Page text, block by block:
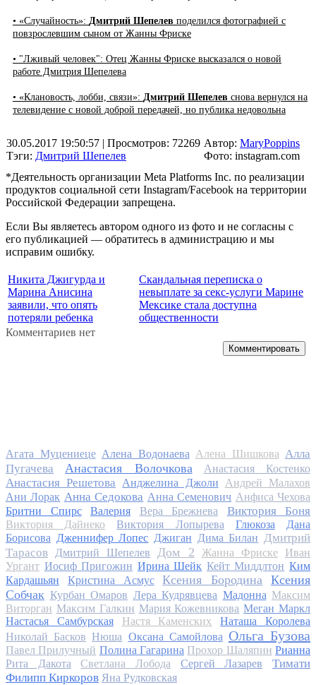
• «Случайность»: Дмитрий Шепелев поделился фотографией с
повзрослевшим сыном от Жанны Фриске
• "Лживый человек": Отец Жанны Фриске высказался о новой
работе Дмитрия Шепелева
• «Клановость, лобби, связи»: Дмитрий Шепелев снова вернулся на
телевидение с новой доброй передачей, но публика недовольна
30.05.2017 19:50:57 | Просмотров: 72269
Тэги: Дмитрий Шепелев
Автор: MaryPoppins
Фото: instagram.com
*Деятельность организации Meta Platforms Inc. по реализации
продуктов социальной сети Instagram/Facebook на территории
Российской Федерации запрещена.
Если Вы являетесь автором одного из фото и не согласны с
его публикацией — обратитесь в администрацию и мы
исправим ошибку.
Никита Джигурда и
Марина Анисина
заявили, что опять
потеряли ребенка
Скандальная переписка о
невыплате за секс-услуги Марине
Мексике стала доступна
общественности
Комментариев нет
Комментировать
Агата Муцениеце Алена Водонаева Алена Шишкова Алла
Пугачева
Анастасия Волочкова Анастасия Костенко
Анастасия Решетова Анджелина Джоли
Андрей Малахов
Ани Лорак Анна Седокова Анна Семенович Анфиса Чехова
Бритни Спирс
Валерия Вера Брежнева Виктория Боня
Виктория Дайнеко Виктория Лопырева Глюкоза
Дана
Борисова Дженнифер Лопес Джиган Дима Билан Дмитрий
Тарасов
Дмитрий Шепелев Дом 2 Жанна Фриске
Иван
Ургант Иосиф Пригожин Ирина Шейк Кейт Миддлтон Ким
Кардашьян
Кристина Асмус Ксения Бородина
Ксения
Собчак Курбан Омаров Лера Кудрявцева Мадонна Максим
Виторган Максим Галкин Мария Кожевникова Меган Маркл
Настасья Самбурская
Настя Каменских
Наташа Королева
Николай Басков Нюша Оксана Самойлова Ольга Бузова
Павел Прилучный Полина Гагарина Прохор Шаляпин Рианна
Рита Дакота
Светлана Лобода Сергей Лазарев
Тимати
Филипп Киркоров Яна Рудковская